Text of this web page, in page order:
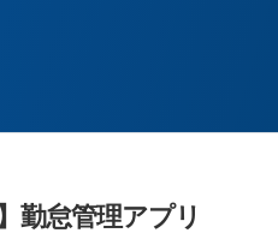
勤怠管理アプリ